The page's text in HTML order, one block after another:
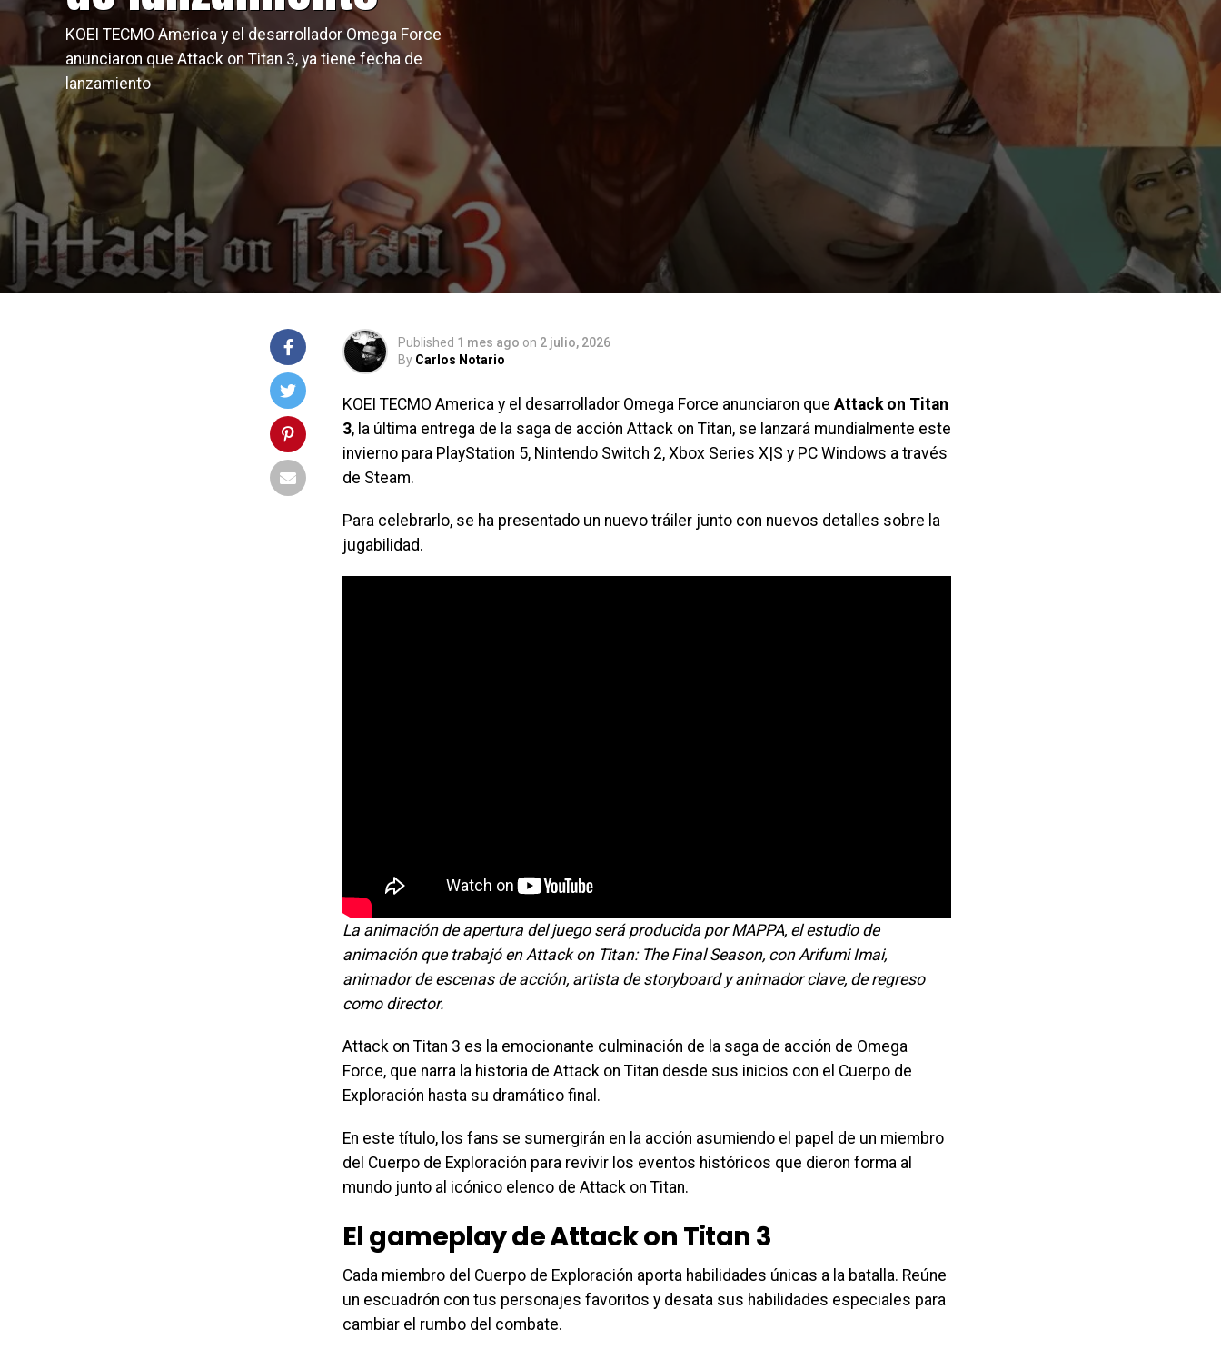
KOEI TECMO America y el desarrollador Omega Force
anunciaron que Attack on Titan 3, ya tiene fecha de
lanzamiento
Published 1 mes ago on 2 julio, 2026
By Carlos Notario
KOEI TECMO America y el desarrollador Omega Force anunciaron que Attack on Titan
3, la última entrega de la saga de acción Attack on Titan, se lanzará mundialmente este
invierno para PlayStation 5, Nintendo Switch 2, Xbox Series X|S y PC Windows a través
de Steam.
Para celebrarlo, se ha presentado un nuevo tráiler junto con nuevos detalles sobre la
jugabilidad.
La animación de apertura del juego será producida por MAPPA, el estudio de
animación que trabajó en Attack on Titan: The Final Season, con Arifumi Imai,
animador de escenas de acción, artista de storyboard y animador clave, de regreso
como director.
Attack on Titan 3 es la emocionante culminación de la saga de acción de Omega
Force, que narra la historia de Attack on Titan desde sus inicios con el Cuerpo de
Exploración hasta su dramático final.
En este título, los fans se sumergirán en la acción asumiendo el papel de un miembro
del Cuerpo de Exploración para revivir los eventos históricos que dieron forma al
mundo junto al icónico elenco de Attack on Titan.
El gameplay de Attack on Titan 3
Cada miembro del Cuerpo de Exploración aporta habilidades únicas a la batalla. Reúne
un escuadrón con tus personajes favoritos y desata sus habilidades especiales para
cambiar el rumbo del combate.